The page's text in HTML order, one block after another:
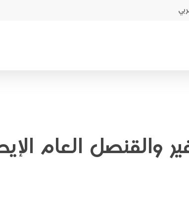
والقنصل العام